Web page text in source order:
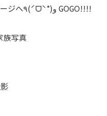
キャンペーン詳細はホームページへ٩(ˊᗜˋ*)و GOGO!!!!
族写真